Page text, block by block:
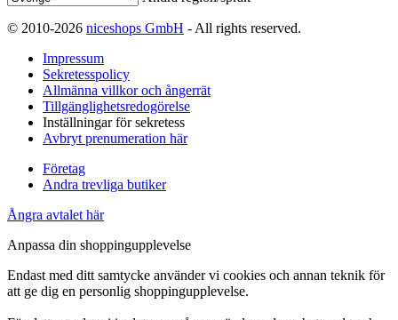
© 2010-2026 niceshops GmbH - All rights reserved.
Impressum
Sekretesspolicy
Allmänna villkor och ångerrät
Tillgänglighetsredogörelse
Inställningar för sekretess
Avbryt prenumeration här
Företag
Andra trevliga butiker
Ångra avtalet här
Anpassa din shoppingupplevelse
Endast med ditt samtycke använder vi cookies och annan teknik för
att ge dig en personlig shoppingupplevelse.